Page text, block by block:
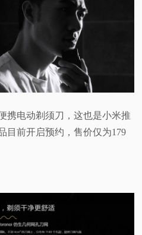
携电动剃须刀，这也是小米推
目前开启预约，售价仅为179